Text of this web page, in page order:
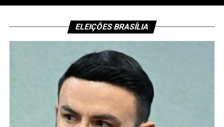
ELEIÇÕES BRASÍLIA